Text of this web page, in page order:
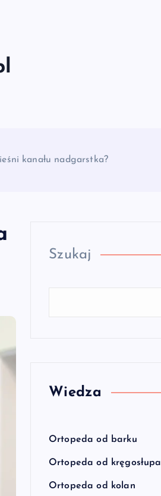
kanału nadgarstka?
Szukaj
Wiedza
Ortopeda od barku
Ortopeda od kręgosłupa
Ortopeda od kolan